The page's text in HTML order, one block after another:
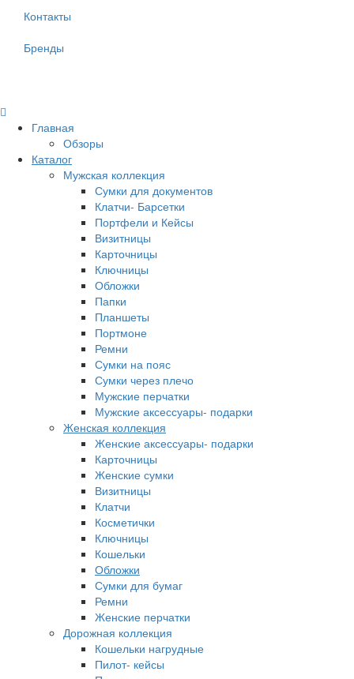
Контакты
Бренды
Главная
Обзоры
Каталог
Мужская коллекция
Сумки для документов
Клатчи- Барсетки
Портфели и Кейсы
Визитницы
Карточницы
Ключницы
Обложки
Папки
Планшеты
Портмоне
Ремни
Сумки на пояс
Сумки через плечо
Мужские перчатки
Мужские аксессуары- подарки
Женская коллекция
Женские аксессуары- подарки
Карточницы
Женские сумки
Визитницы
Клатчи
Косметички
Ключницы
Кошельки
Обложки
Сумки для бумаг
Ремни
Женские перчатки
Дорожная коллекция
Кошельки нагрудные
Пилот- кейсы